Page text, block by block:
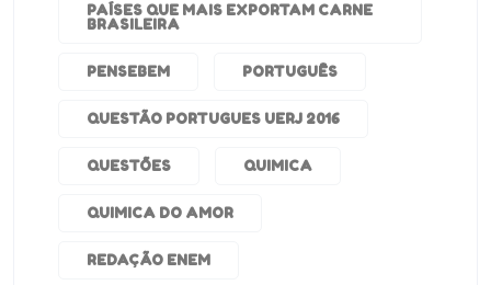
PAÍSES QUE MAIS EXPORTAM CARNE
BRASILEIRA
PENSEBEM PORTUGUÊS
QUESTÃO PORTUGUES UERJ 2016
QUESTÕES QUIMICA
QUIMICA DO AMOR
REDAÇÃO ENEM